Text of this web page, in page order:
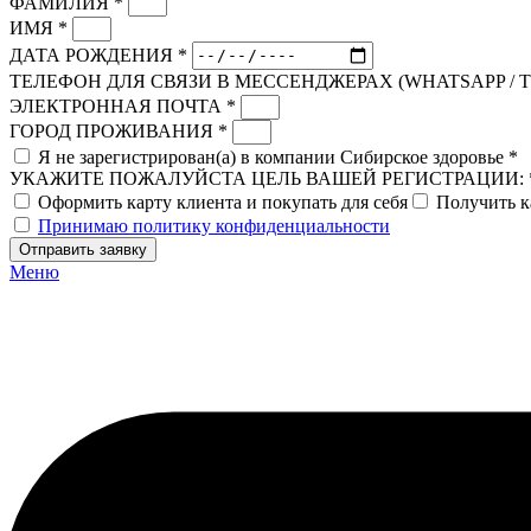
ИМЯ *
ДАТА РОЖДЕНИЯ *
ТЕЛЕФОН ДЛЯ СВЯЗИ В МЕССЕНДЖЕРАХ (WHATSAPP /
ЭЛЕКТРОННАЯ ПОЧТА *
ГОРОД ПРОЖИВАНИЯ *
Я не зарегистрирован(а) в компании Сибирское здоровье *
УКАЖИТЕ ПОЖАЛУЙСТА ЦЕЛЬ ВАШЕЙ РЕГИСТРАЦИИ:
Оформить карту клиента и покупать для себя
Получить
Принимаю политику конфиденциальности
Отправить заявку
Меню